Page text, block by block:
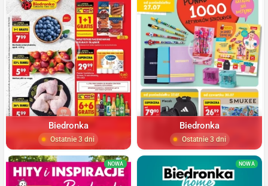
Biedronka
Ostatnie 3 dni
Biedronka
Ostatnie 3 dni
NOWA NOWA